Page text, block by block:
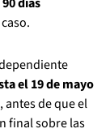
el 19 de mayo
antes de que el
final sobre las